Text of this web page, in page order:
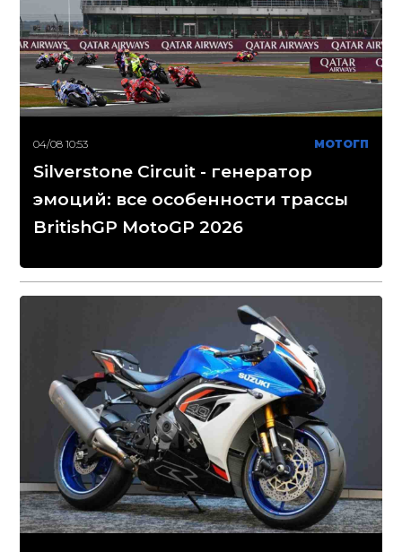
04/08 10:53 МОТОГП
Silverstone Circuit - генератор
эмоций: все особенности трассы
BritishGP MotoGP 2026